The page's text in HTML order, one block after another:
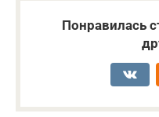
Понравилась